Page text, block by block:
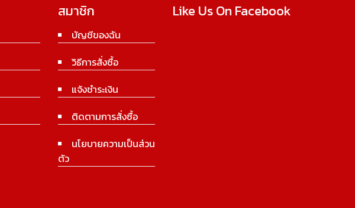
สมาชิก
บัญชีของฉัน
วิธีการสั่งซื้อ
แจ้งชำระเงิน
ติดตามการสั่งซื้อ
นโยบายความเป็นส่วน
ตัว
Like Us On Facebook